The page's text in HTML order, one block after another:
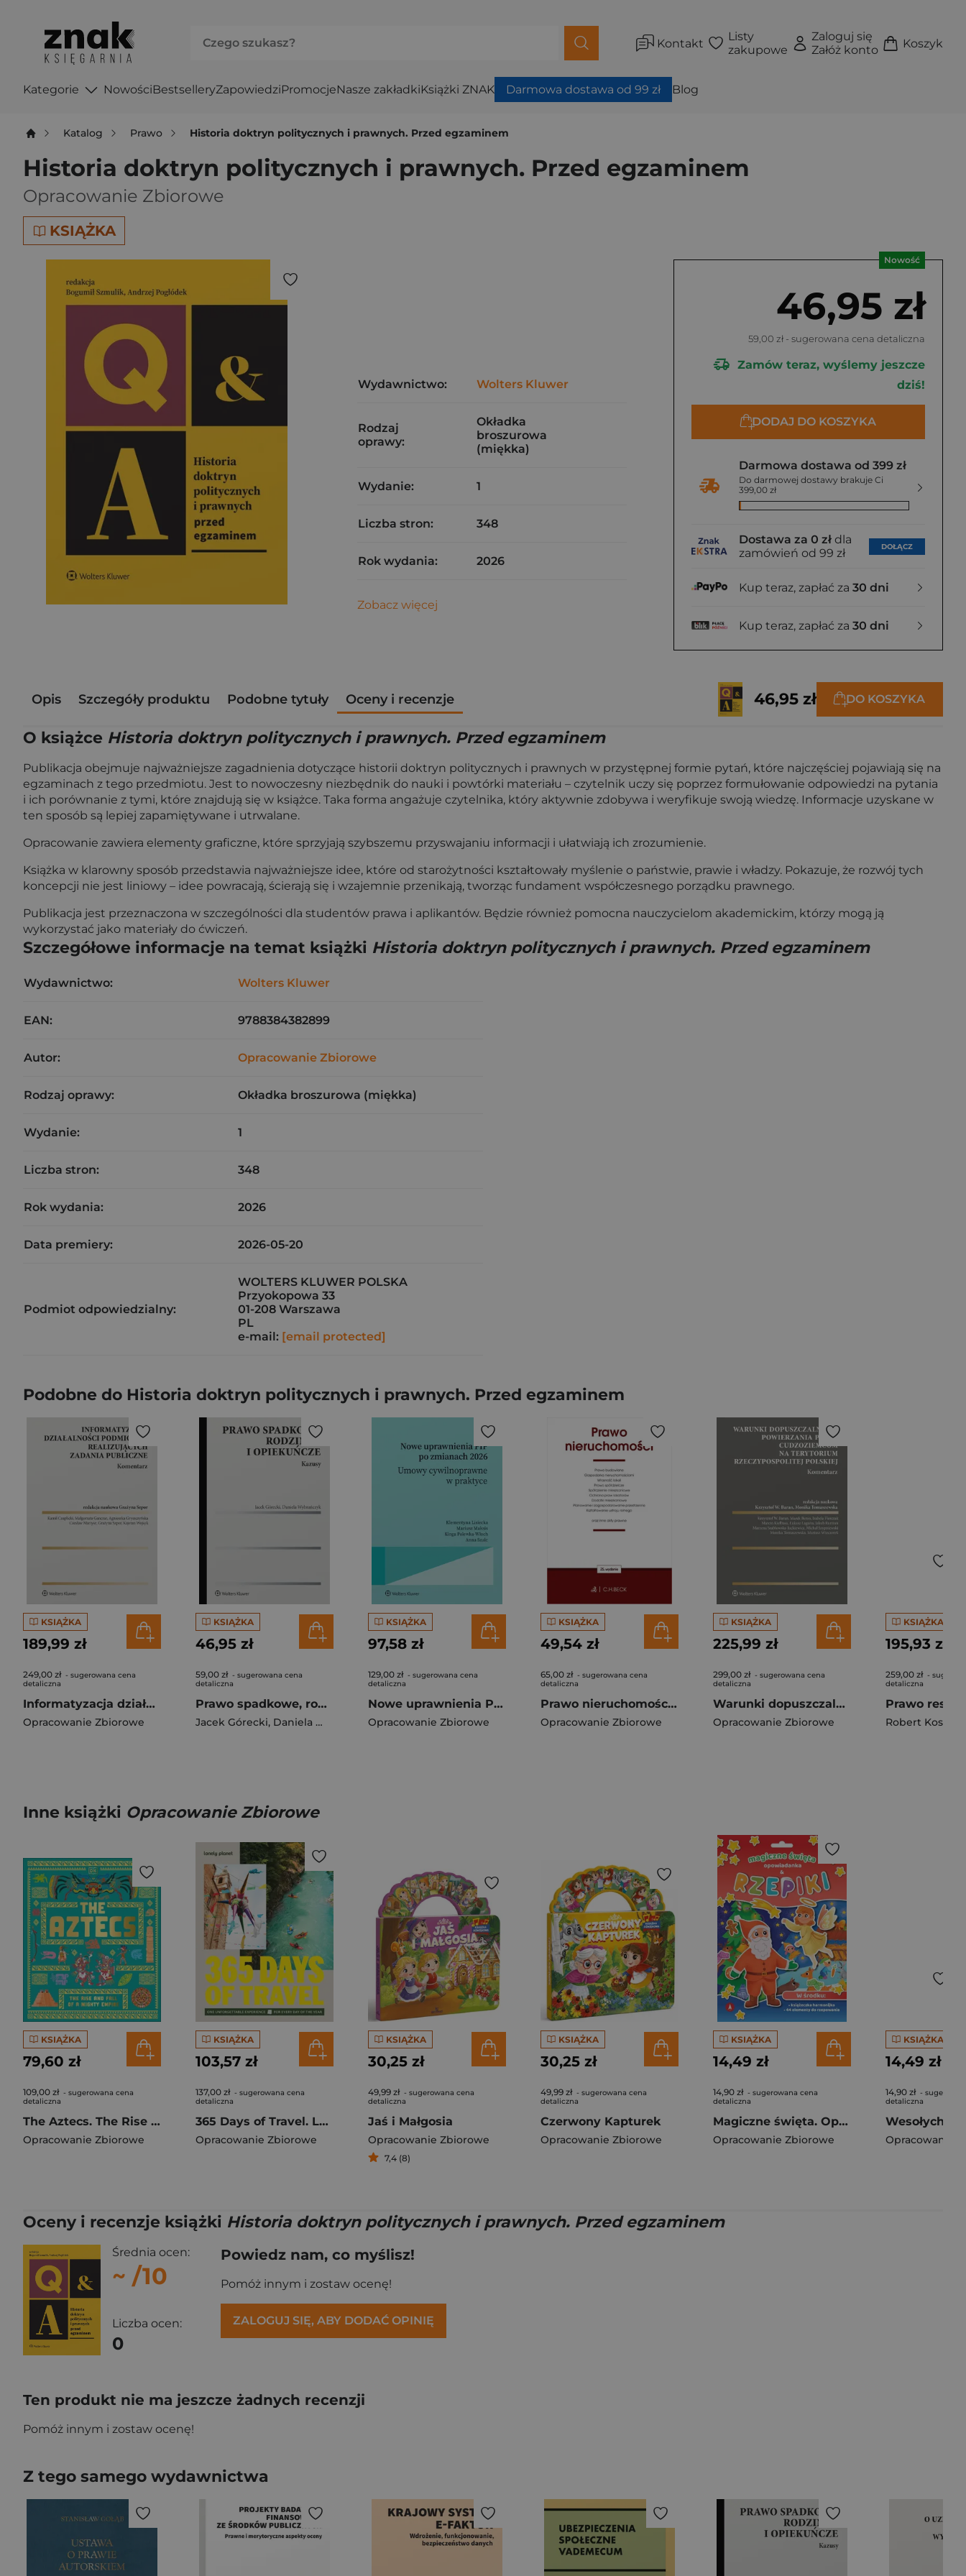
Kontakt
Listy
zakupowe
Zaloguj się
Załóż konto
Koszyk
Kategorie NowościBestselleryZapowiedziPromocjeNasze zakładkiKsiążki ZNAK Darmowa dostawa od 99 zł Blog
Katalog Prawo Historia doktryn politycznych i prawnych. Przed egzaminem
Historia doktryn politycznych i prawnych. Przed egzaminem
Opracowanie Zbiorowe
KSIĄŻKA
Nowość
46,95 zł
59,00 zł - sugerowana cena detaliczna
Zamów teraz, wyślemy jeszcze
dziś!
DODAJ DO KOSZYKA
Darmowa dostawa od 399 zł
Do darmowej dostawy brakuje Ci
399,00 zł
Dostawa za 0 zł dla
zamówień od 99 zł
DOŁĄCZ
Kup teraz, zapłać za 30 dni
Kup teraz, zapłać za 30 dni
Wydawnictwo: Wolters Kluwer
Rodzaj
oprawy:
Okładka
broszurowa
(miękka)
Wydanie: 1
Liczba stron: 348
Rok wydania: 2026
Zobacz więcej
Opis Szczegóły produktu Podobne tytuły Oceny i recenzje 46,95 zł DO KOSZYKA
O książce Historia doktryn politycznych i prawnych. Przed egzaminem
Publikacja obejmuje najważniejsze zagadnienia dotyczące historii doktryn politycznych i prawnych w przystępnej formie pytań, które najczęściej pojawiają się na
egzaminach z tego przedmiotu. Jest to nowoczesny niezbędnik do nauki i powtórki materiału – czytelnik uczy się poprzez formułowanie odpowiedzi na pytania
i ich porównanie z tymi, które znajdują się w książce. Taka forma angażuje czytelnika, który aktywnie zdobywa i weryfikuje swoją wiedzę. Informacje uzyskane w
ten sposób są lepiej zapamiętywane i utrwalane.
Opracowanie zawiera elementy graficzne, które sprzyjają szybszemu przyswajaniu informacji i ułatwiają ich zrozumienie.
Książka w klarowny sposób przedstawia najważniejsze idee, które od starożytności kształtowały myślenie o państwie, prawie i władzy. Pokazuje, że rozwój tych
koncepcji nie jest liniowy – idee powracają, ścierają się i wzajemnie przenikają, tworząc fundament współczesnego porządku prawnego.
Publikacja jest przeznaczona w szczególności dla studentów prawa i aplikantów. Będzie również pomocna nauczycielom akademickim, którzy mogą ją
wykorzystać jako materiały do ćwiczeń.
Szczegółowe informacje na temat książki Historia doktryn politycznych i prawnych. Przed egzaminem
Wydawnictwo: Wolters Kluwer
EAN: 9788384382899
Autor: Opracowanie Zbiorowe
Rodzaj oprawy: Okładka broszurowa (miękka)
Wydanie: 1
Liczba stron: 348
Rok wydania: 2026
Data premiery: 2026-05-20
Podmiot odpowiedzialny:
WOLTERS KLUWER POLSKA
Przyokopowa 33
01-208 Warszawa
PL
e-mail: [email protected]
Podobne do Historia doktryn politycznych i prawnych. Przed egzaminem
KSIĄŻKA
189,99 zł
249,00 zł - sugerowana cena
detaliczna
Informatyzacja działalności podmiotów realizujących zadania publiczne. Komentarz
Opracowanie Zbiorowe
KSIĄŻKA
46,95 zł
59,00 zł - sugerowana cena
detaliczna
Prawo spadkowe, rodzinne i opiekuńcze. Kazusy
Jacek Górecki, Daniela Wybrańczyk
KSIĄŻKA
97,58 zł
129,00 zł - sugerowana cena
detaliczna
Nowe uprawnienia PIP po zmianach 2026. Umowy cywilnoprawne w praktyce
Opracowanie Zbiorowe
KSIĄŻKA
49,54 zł
65,00 zł - sugerowana cena
detaliczna
Prawo nieruchomości oraz inne akty prawne wyd. 25
Opracowanie Zbiorowe
KSIĄŻKA
225,99 zł
299,00 zł - sugerowana cena
detaliczna
Warunki dopuszczalności powierzania pracy cudzoziemcom na terytorium Rzeczypospolitej Polskiej. Komentarz
Opracowanie Zbiorowe
KSIĄŻKA
195,93 zł
259,00 zł -
detaliczna
Robert Kosmal
Inne książki Opracowanie Zbiorowe
KSIĄŻKA
79,60 zł
109,00 zł - sugerowana cena
detaliczna
The Aztecs. The Rise and Fall of a Mighty Empire
Opracowanie Zbiorowe
KSIĄŻKA
103,57 zł
137,00 zł - sugerowana cena
detaliczna
365 Days of Travel. Lonely Planet
Opracowanie Zbiorowe
KSIĄŻKA
30,25 zł
49,99 zł - sugerowana cena
detaliczna
Jaś i Małgosia
Opracowanie Zbiorowe
7,4 (8)
KSIĄŻKA
30,25 zł
49,99 zł - sugerowana cena
detaliczna
Czerwony Kapturek
Opracowanie Zbiorowe
KSIĄŻKA
14,49 zł
14,90 zł - sugerowana cena
detaliczna
Magiczne święta. Opowiadanka & rzepiki
Opracowanie Zbiorowe
KSIĄŻKA
14,49 zł
14,90 zł -
detaliczna
Opracowanie
Oceny i recenzje książki Historia doktryn politycznych i prawnych. Przed egzaminem
Średnia ocen:
~ /10
Liczba ocen:
0
Powiedz nam, co myślisz!
Pomóż innym i zostaw ocenę!
ZALOGUJ SIĘ, ABY DODAĆ OPINIĘ
Ten produkt nie ma jeszcze żadnych recenzji
Pomóż innym i zostaw ocenę!
Z tego samego wydawnictwa